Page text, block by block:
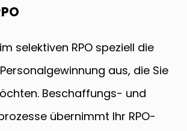
selektiven RPO speziell die
aus, die Sie
Beschaffungs- und
übernimmt Ihr RPO-